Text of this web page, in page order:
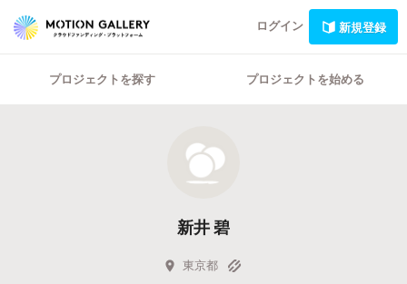
ログイン 新規登録
プロジェクトを探す プロジェクトを始める
新井 碧
東京都